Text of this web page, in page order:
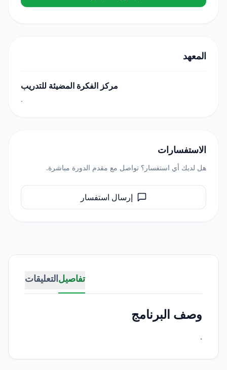
تفاصيلالتعليقات
وصف البرنامج
.
المعهد
مركز الفكرة المضيئة للتدريب
.
الاستفسارات
هل لديك أي استفسار؟ تواصل مع مقدم الدورة مباشرة.
إرسال استفسار